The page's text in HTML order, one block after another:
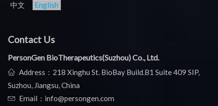
中文 English
Contact Us
PersonGen BioTherapeutics(Suzhou) Co., Ltd.
Address：218 Xinghu St. BioBay Build.B1 Suite 409 SIP,
Suzhou, Jiangsu, China
Email：info@persongen.com